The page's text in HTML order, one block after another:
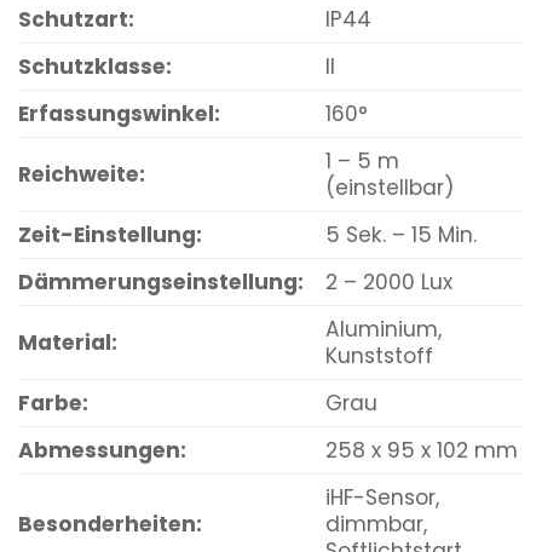
Schutzart:
IP44
Schutzklasse:
II
Erfassungswinkel:
160°
Reichweite:
1 – 5 m
(einstellbar)
Zeit-Einstellung:
5 Sek. – 15 Min.
Dämmerungseinstellung:
2 – 2000 Lux
Material:
Aluminium,
Kunststoff
Farbe:
Grau
Abmessungen:
258 x 95 x 102 mm
Besonderheiten:
iHF-Sensor,
dimmbar,